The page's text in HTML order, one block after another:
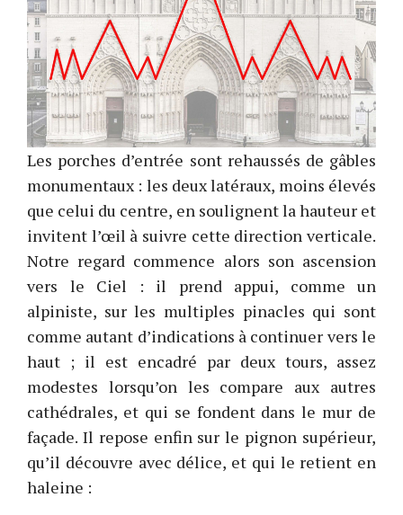
Les porches d’entrée sont rehaussés de gâbles
monumentaux : les deux latéraux, moins élevés
que celui du centre, en soulignent la hauteur et
invitent l’œil à suivre cette direction verticale.
Notre regard commence alors son ascension
vers le Ciel : il prend appui, comme un
alpiniste, sur les multiples pinacles qui sont
comme autant d’indications à continuer vers le
haut ; il est encadré par deux tours, assez
modestes lorsqu’on les compare aux autres
cathédrales, et qui se fondent dans le mur de
façade. Il repose enfin sur le pignon supérieur,
qu’il découvre avec délice, et qui le retient en
haleine :